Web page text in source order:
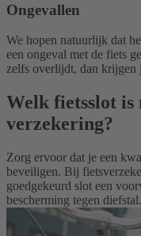
Ongevallen
We hopen natuurlijk dat
een ongeval met de fiets
zelfs overlijdt, dan krijgen
Welk fietsslot
verzekering?
Zorg ervoor dat je een
beveiligen. Bij
goedgekeurd slot een
bescherming tegen diefstal.